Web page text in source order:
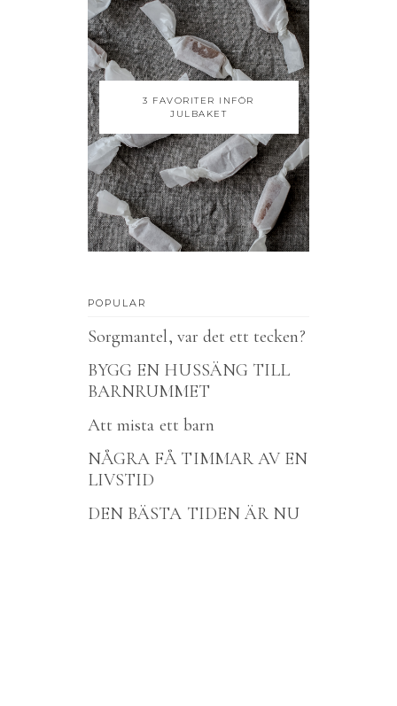
3 FAVORITER INFÖR
JULBAKET
POPULAR
Sorgmantel, var det ett tecken?
BYGG EN HUSSÄNG TILL
BARNRUMMET
Att mista ett barn
NÅGRA FÅ TIMMAR AV EN
LIVSTID
DEN BÄSTA TIDEN ÄR NU